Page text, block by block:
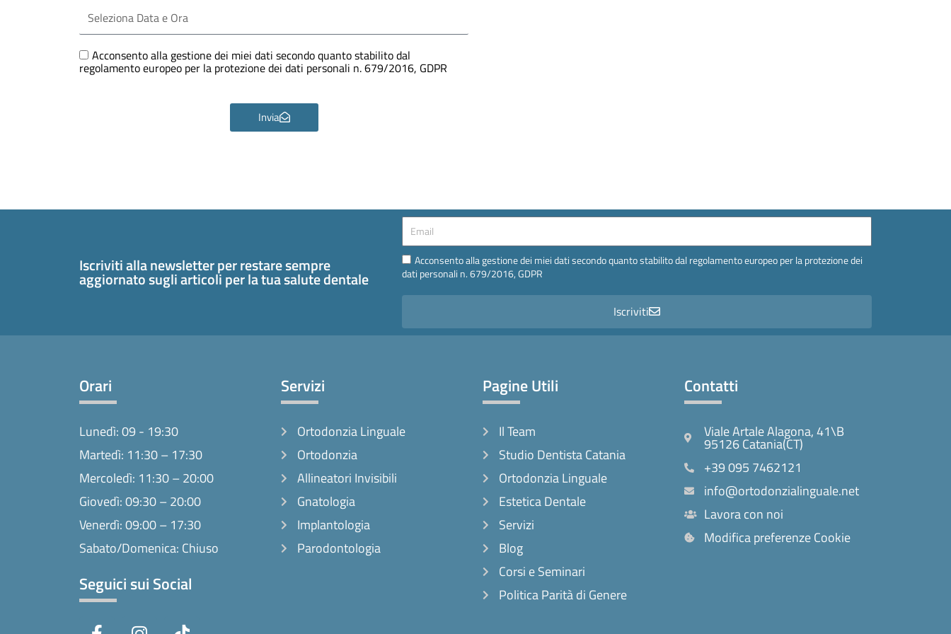
Data
e
GDPR
Acconsento alla gestione dei miei dati secondo quanto stabilito dal
regolamento europeo per la protezione dei dati personali n. 679/2016, GDPR
Invia
Iscriviti alla newsletter per restare sempre
aggiornato sugli articoli per la tua salute dentale
Email
Email
Acconsento alla gestione dei miei dati secondo quanto stabilito dal regolamento europeo per la protezione dei
dati personali n. 679/2016, GDPR
Iscriviti
Orari
Lunedì: 09 - 19:30
Martedì: 11:30 – 17:30
Mercoledì: 11:30 – 20:00
Giovedì: 09:30 – 20:00
Venerdì: 09:00 – 17:30
Sabato/Domenica: Chiuso
Seguici sui Social
Servizi
Ortodonzia Linguale
Ortodonzia
Allineatori Invisibili
Gnatologia
Implantologia
Parodontologia
Pagine Utili
Il Team
Studio Dentista Catania
Ortodonzia Linguale
Estetica Dentale
Servizi
Blog
Corsi e Seminari
Politica Parità di Genere
Contatti
Viale Artale Alagona, 41\B
95126 Catania(CT)
+39 095 7462121
info@ortodonzialinguale.net
Lavora con noi
Modifica preferenze Cookie